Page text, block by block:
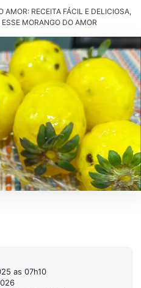
AMOR: RECEITA FÁCIL E DELICIOSA,
MORANGO DO AMOR
as 07h10